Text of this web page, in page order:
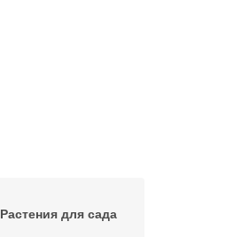
Растения для сада